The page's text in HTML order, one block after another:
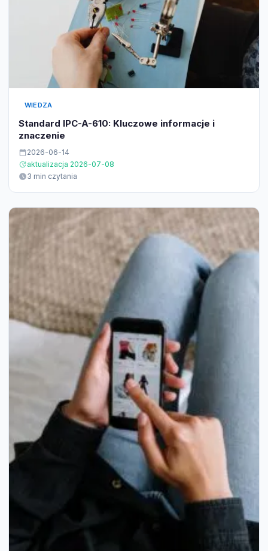
WIEDZA
Standard IPC-A-610: Kluczowe informacje i
znaczenie
2026-06-14
aktualizacja 2026-07-08
3 min czytania